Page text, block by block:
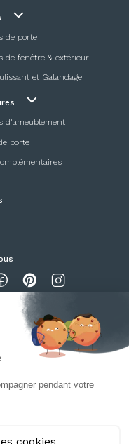
de porte
de fenêtre & extérieur
et Galandage
d'ameublement
porte
CGV